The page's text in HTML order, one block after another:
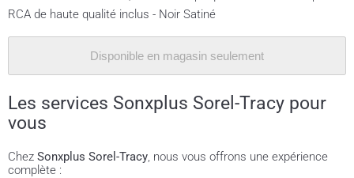
RCA de haute qualité inclus - Noir Satiné
Disponible en magasin seulement
Les services Sonxplus Sorel-Tracy pour
vous
Chez Sonxplus Sorel-Tracy, nous vous offrons une expérience
complète :